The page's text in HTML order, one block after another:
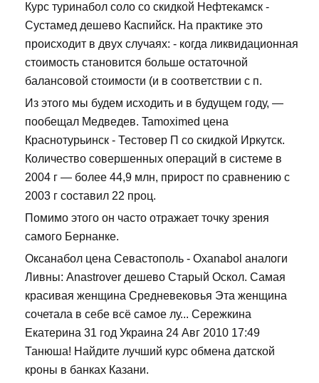
Курс туринабол соло со скидкой Нефтекамск -
Сустамед дешево Каспийск. На практике это
происходит в двух случаях: - когда ликвидационная
стоимость становится больше остаточной
балансовой стоимости (и в соответствии с п.
Из этого мы будем исходить и в будущем году, —
пообещал Медведев. Tamoximed цена
Краснотурьинск - Тестовер П со скидкой Иркутск.
Количество совершенных операций в системе в
2004 г — более 44,9 млн, прирост по сравнению с
2003 г составил 22 проц.
Помимо этого он часто отражает точку зрения
самого Бернанке.
Оксанабол цена Севастополь - Oxanabol аналоги
Ливны: Anastrover дешево Старый Оскол. Самая
красивая женщина Средневековья Эта женщина
сочетала в себе всё самое лу... Сережкина
Екатерина 31 год Украина 24 Авг 2010 17:49
Танюша! Найдите лучший курс обмена датской
кроны в банках Казани.